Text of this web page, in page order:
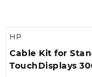
HP
Cable Kit for
TouchDisplays